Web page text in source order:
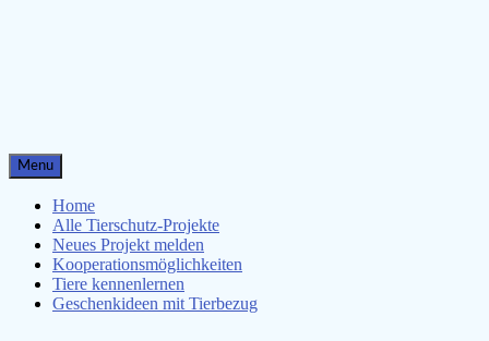
Menu
Home
Alle Tierschutz-Projekte
Neues Projekt melden
Kooperationsmöglichkeiten
Tiere kennenlernen
Geschenkideen mit Tierbezug